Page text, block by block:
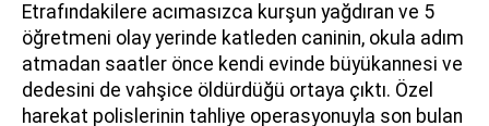
Etrafındakilere acımasızca kurşun yağdıran ve 5
öğretmeni olay yerinde katleden caninin, okula adım
atmadan saatler önce kendi evinde büyükannesi ve
dedesini de vahşice öldürdüğü ortaya çıktı. Özel
harekat polislerinin tahliye operasyonuyla son bulan